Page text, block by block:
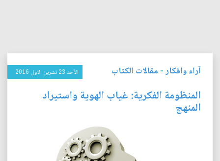
آراء وافكار- مقالات الكتاب الأحد 23 تشرين الاول 2016
المنظومة الفكرية: غياب الهوية واستيراد
المنهج